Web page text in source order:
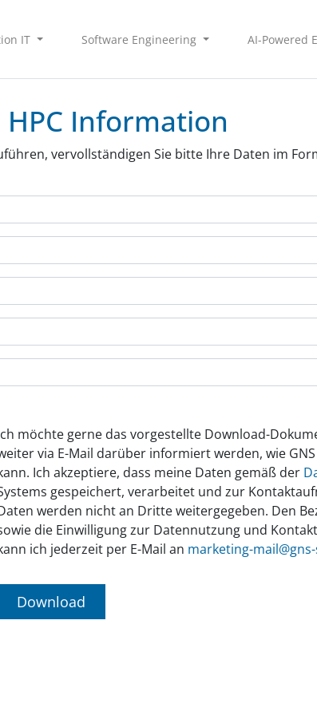
IT Software Engineering AI-Powered
Information
vervollständigen Sie bitte Ihre Daten im
möchte gerne das vorgestellte Download-
via E-Mail darüber informiert werden, wie
Ich akzeptiere, dass meine Daten gemäß der
gespeichert, verarbeitet und zur
werden nicht an Dritte weitergegeben. Den
die Einwilligung zur Datennutzung und
ich jederzeit per E-Mail an marketing-
Download